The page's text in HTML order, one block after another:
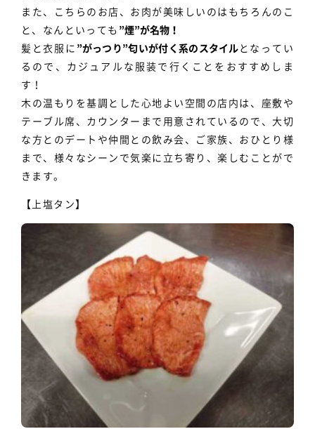
また、こちらのお店、お肉が美味しいのはもちろんのこ
と、なんといっても ”煙”が名物！
髪と衣服に ”がっつり”匂いが付く系のスタイル となってい
るので、カジュアルな服装で行くことをおすすめしま
す！
木の温もりを基調とした心地よい空間の店内は、座敷や
テーブル席、カウンターまで用意されているので、大切
な方とのデートや仲間との飲み会、ご家族、おひとり様
まで、様々なシーンで気楽に立ち寄り、楽しむことがで
きます。
【上塩タン】